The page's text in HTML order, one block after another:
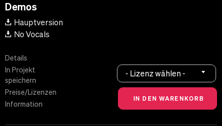
Demos
Hauptversion
No Vocals
Details
In Projekt
speichern
Preise/Lizenzen
Information
- Lizenz wählen -